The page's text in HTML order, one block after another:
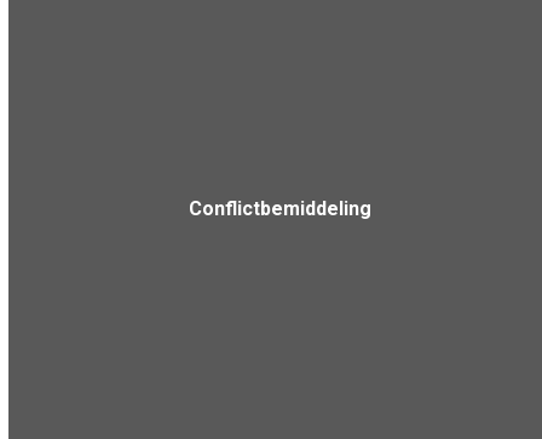
Conflictbemiddeling